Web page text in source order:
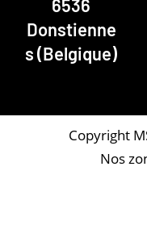
6536
Donstienne
s (Belgique)
Copyright
Nos